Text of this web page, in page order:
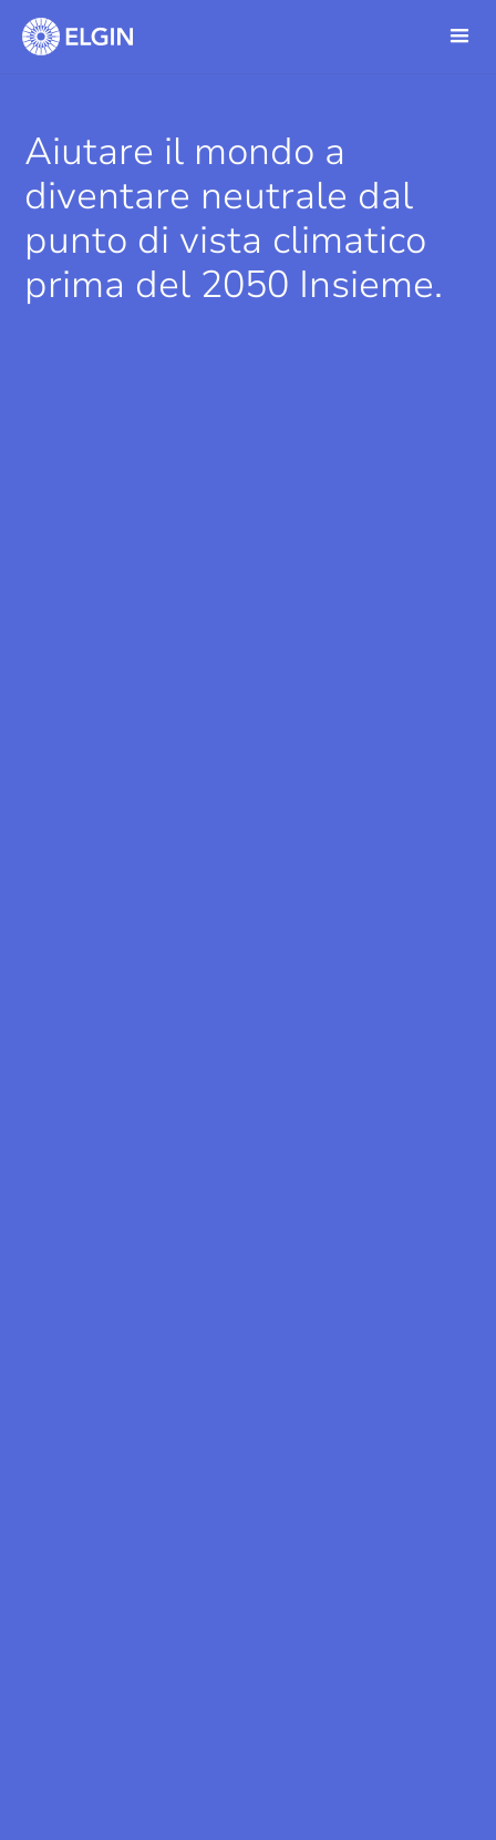
Aiutare il mondo a
diventare neutrale dal
punto di vista climatico
prima del 2050 Insieme.